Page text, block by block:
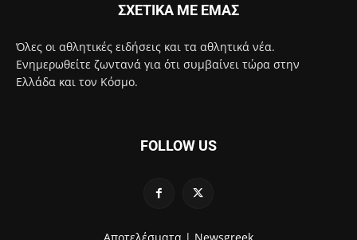
ΣΧΕΤΙΚΑ ΜΕ ΕΜΑΣ
Όλες οι αθλητικές ειδήσεις και τα αθλητικά νέα.
Ενημερωθείτε ζωντανά για ότι συμβαίνει τώρα στην
Ελλάδα και τον Κόσμο.
FOLLOW US